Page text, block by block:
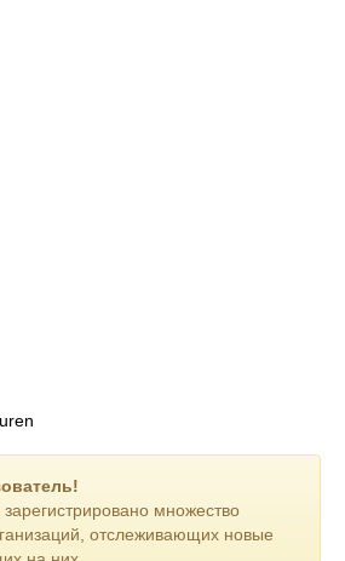
множество
отслеживающих новые